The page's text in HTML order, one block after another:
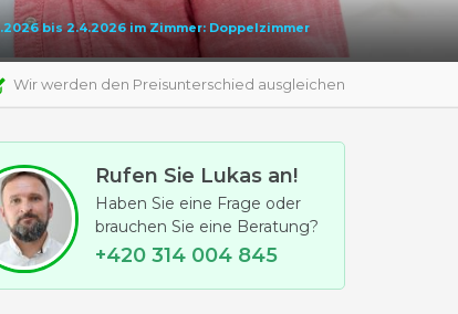
bis 2.4.2026 im Zimmer: Doppelzimmer
Wir werden den Preisunterschied ausgleichen
Rufen Sie Lukas an!
Haben Sie eine Frage oder
brauchen Sie eine Beratung?
+420 314 004 845